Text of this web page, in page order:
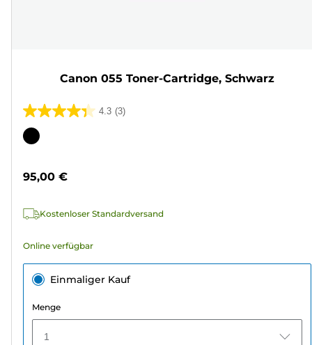
Canon 055 Toner-Cartridge, Schwarz
4.3 (3)
4.3
von
3
Farbpatrone
95,00 €
Kostenloser Standardversand
Online verfügbar
Einmaliger Kauf
Menge
1